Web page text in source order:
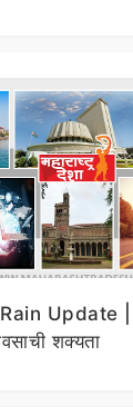
Update |
शक्यता